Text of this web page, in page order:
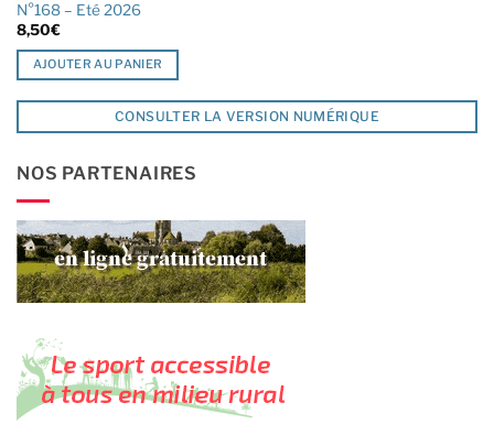
N°168 – Eté 2026
8,50€
AJOUTER AU PANIER
CONSULTER LA VERSION NUMÉRIQUE
NOS PARTENAIRES